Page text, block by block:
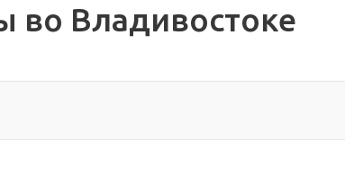
во Владивостоке